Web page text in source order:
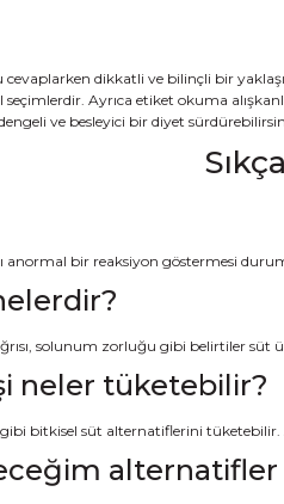
dikkatli ve bilinçli bir
Ayrıca etiket okuma
ve besleyici bir diyet
anormal bir reaksiyon göstermesi
solunum zorluğu gibi belirtiler süt
neler tüketebilir?
bitkisel süt alternatiflerini tüketebilir.
alternatifler